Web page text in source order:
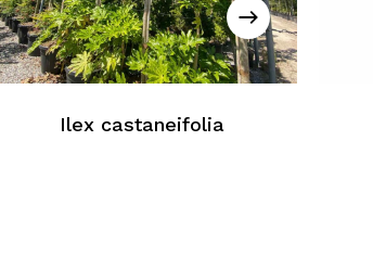
dans le panier
À La Liste Web
Ilex castaneifolia